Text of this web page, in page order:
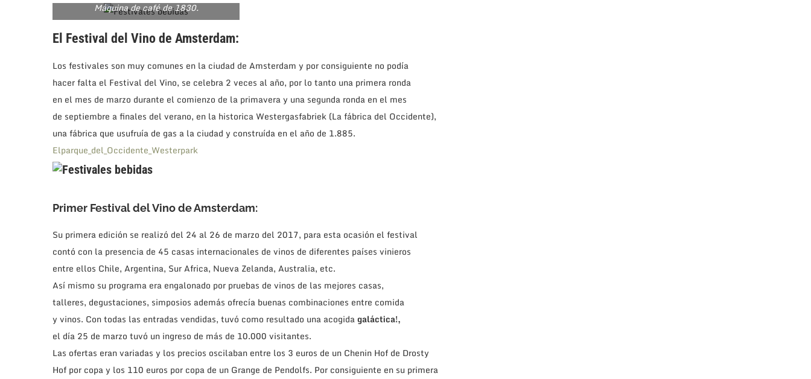
Máquina de café de 1830.
El Festival del Vino de Amsterdam:
Los festivales son muy comunes en la ciudad de Amsterdam y por consiguiente no podía
hacer falta el Festival del Vino, se celebra 2 veces al año, por lo tanto una primera ronda
en el mes de marzo durante el comienzo de la primavera y una segunda ronda en el mes
de septiembre a finales del verano, en la historica Westergasfabriek (La fábrica del Occidente),
una fábrica que usufruía de gas a la ciudad y construída en el año de 1.885.
Elparque_del_Occidente_Westerpark
Primer Festival del Vino de Amsterdam:
Su primera edición se realizó del 24 al 26 de marzo del 2017, para esta ocasión el festival
contó con la presencia de 45 casas internacionales de vinos de diferentes países vinieros
entre ellos Chile, Argentina, Sur Africa, Nueva Zelanda, Australia, etc.
Así mismo su programa era engalonado por pruebas de vinos de las mejores casas,
talleres, degustaciones, simposios además ofrecía buenas combinaciones entre comida
y vinos. Con todas las entradas vendidas, tuvó como resultado una acogidagaláctica!,
el día 25 de marzo tuvó un ingreso de más de 10.000 visitantes.
Las ofertas eran variadas y los precios oscilaban entre los 3 euros de un Chenin Hof de Drosty
Hof por copa y los 110 euros por copa de un Grange de Pendolfs. Por consiguiente en su primera